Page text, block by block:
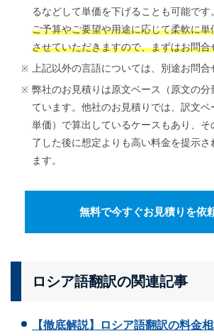
るなどして単価を下げることも可能です。
ご予算やご要望や用途に応じて柔軟に単
させていただきますので、まずはお問合
上記以外の言語については、別途お問合
弊社のお見積りは原文ベース（原文の分
ています。他社のお見積りでは、訳文ベ
単価）で算出しているケースもあり、そ
了した後に想定よりも高い料金を提示さ
ます。
無料で今すぐお見積りを依
ロシア語翻訳の関連記事
【徹底解説】ロシア語翻訳の料金